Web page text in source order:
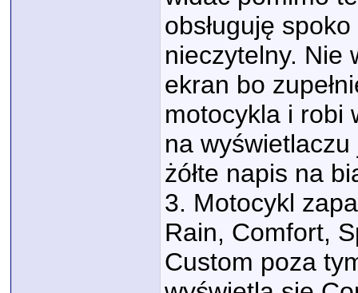
obsługuję
nieczytelny. Nie
ekran bo
motocykla i robi
na
żółte napis na
3. Motocykl
Rain, Comfort,
Custom poza